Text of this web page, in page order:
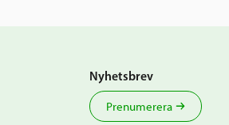
Nyhetsbrev
Prenumerera